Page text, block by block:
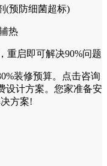
预防细菌超标)
热
启即可解决90%问题
装修预算。点击咨询
设计方案。您家准备安
方案!